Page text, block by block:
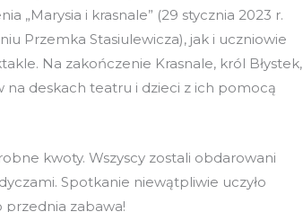
„Marysia i krasnale” (29 stycznia 2023 r.
Przemka Stasiulewicza), jak i uczniowie
Na zakończenie Krasnale, król Błystek,
na deskach teatru i dzieci z ich pomocą
kwoty. Wszyscy zostali obdarowani
Spotkanie niewątpliwie uczyło
przednia zabawa!